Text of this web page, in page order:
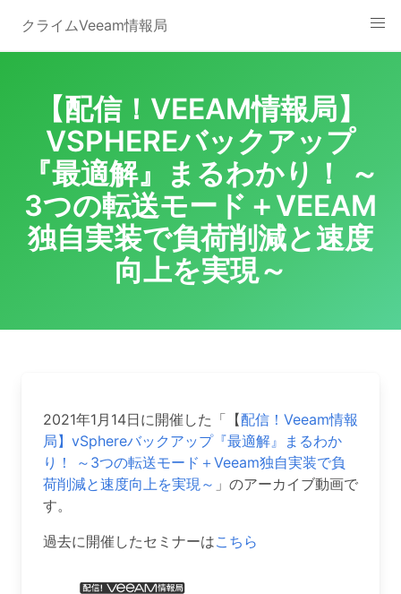
content
クライムVeeam情報局
【配信！VEEAM情報局】
VSPHEREバックアップ
『最適解』まるわかり！ ～
3つの転送モード＋VEEAM
独自実装で負荷削減と速度
向上を実現～
2021年1月14日に開催した「【配信！Veeam情報
局】vSphereバックアップ『最適解』まるわか
り！ ～3つの転送モード＋Veeam独自実装で負
荷削減と速度向上を実現～ 」のアーカイブ動画で
す。
過去に開催したセミナーはこちら